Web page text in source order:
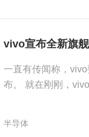
vivo宣布全新旗
一直有传闻称，
布。 就在刚刚，
半导体